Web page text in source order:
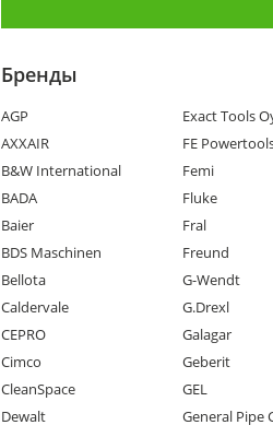
Бренды
AGP
AXXAIR
B&W International
BADA
Baier
BDS Maschinen
Bellota
Caldervale
CEPRO
Cimco
CleanSpace
Dewalt
Exact Tools
FE
Femi
Fluke
Fral
Freund
G-Wendt
G.Drexl
Galagar
Geberit
GEL
General Pipe